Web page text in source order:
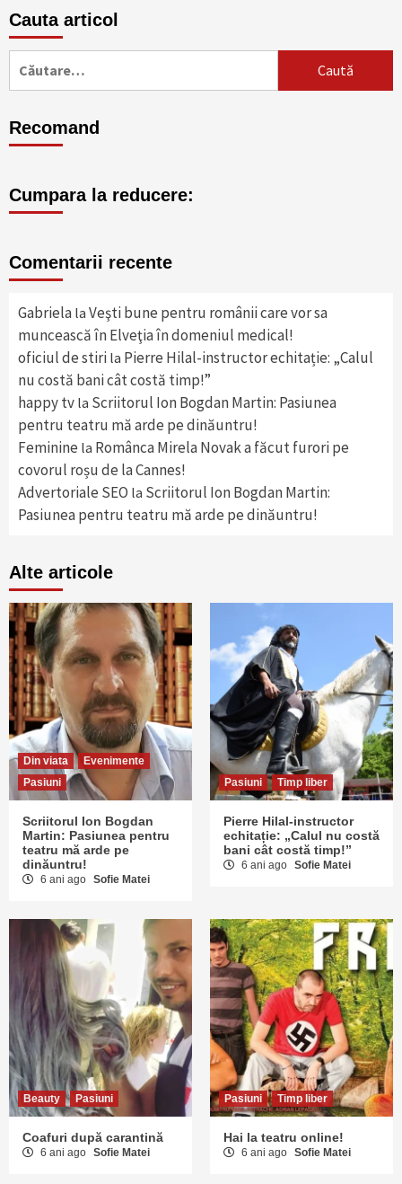
Cauta articol
după:
Recomand
Cumpara la reducere:
Comentarii recente
Gabriela la Veşti bune pentru românii care vor sa
muncească în Elveţia în domeniul medical!
oficiul de stiri la Pierre Hilal-instructor echitație: „Calul
nu costă bani cât costă timp!”
happy tv la Scriitorul Ion Bogdan Martin: Pasiunea
pentru teatru mă arde pe dinăuntru!
Feminine la Românca Mirela Novak a făcut furori pe
covorul roșu de la Cannes!
Advertoriale SEO la Scriitorul Ion Bogdan Martin:
Pasiunea pentru teatru mă arde pe dinăuntru!
Alte articole
Din viata
Evenimente
Pasiuni
Scriitorul Ion Bogdan
Martin: Pasiunea pentru
teatru mă arde pe
dinăuntru!
6 ani ago Sofie Matei
Pasiuni Timp liber
Pierre Hilal-instructor
echitație: „Calul nu costă
bani cât costă timp!”
6 ani ago Sofie Matei
Beauty Pasiuni
Coafuri după carantină
6 ani ago Sofie Matei
Pasiuni Timp liber
Hai la teatru online!
6 ani ago Sofie Matei